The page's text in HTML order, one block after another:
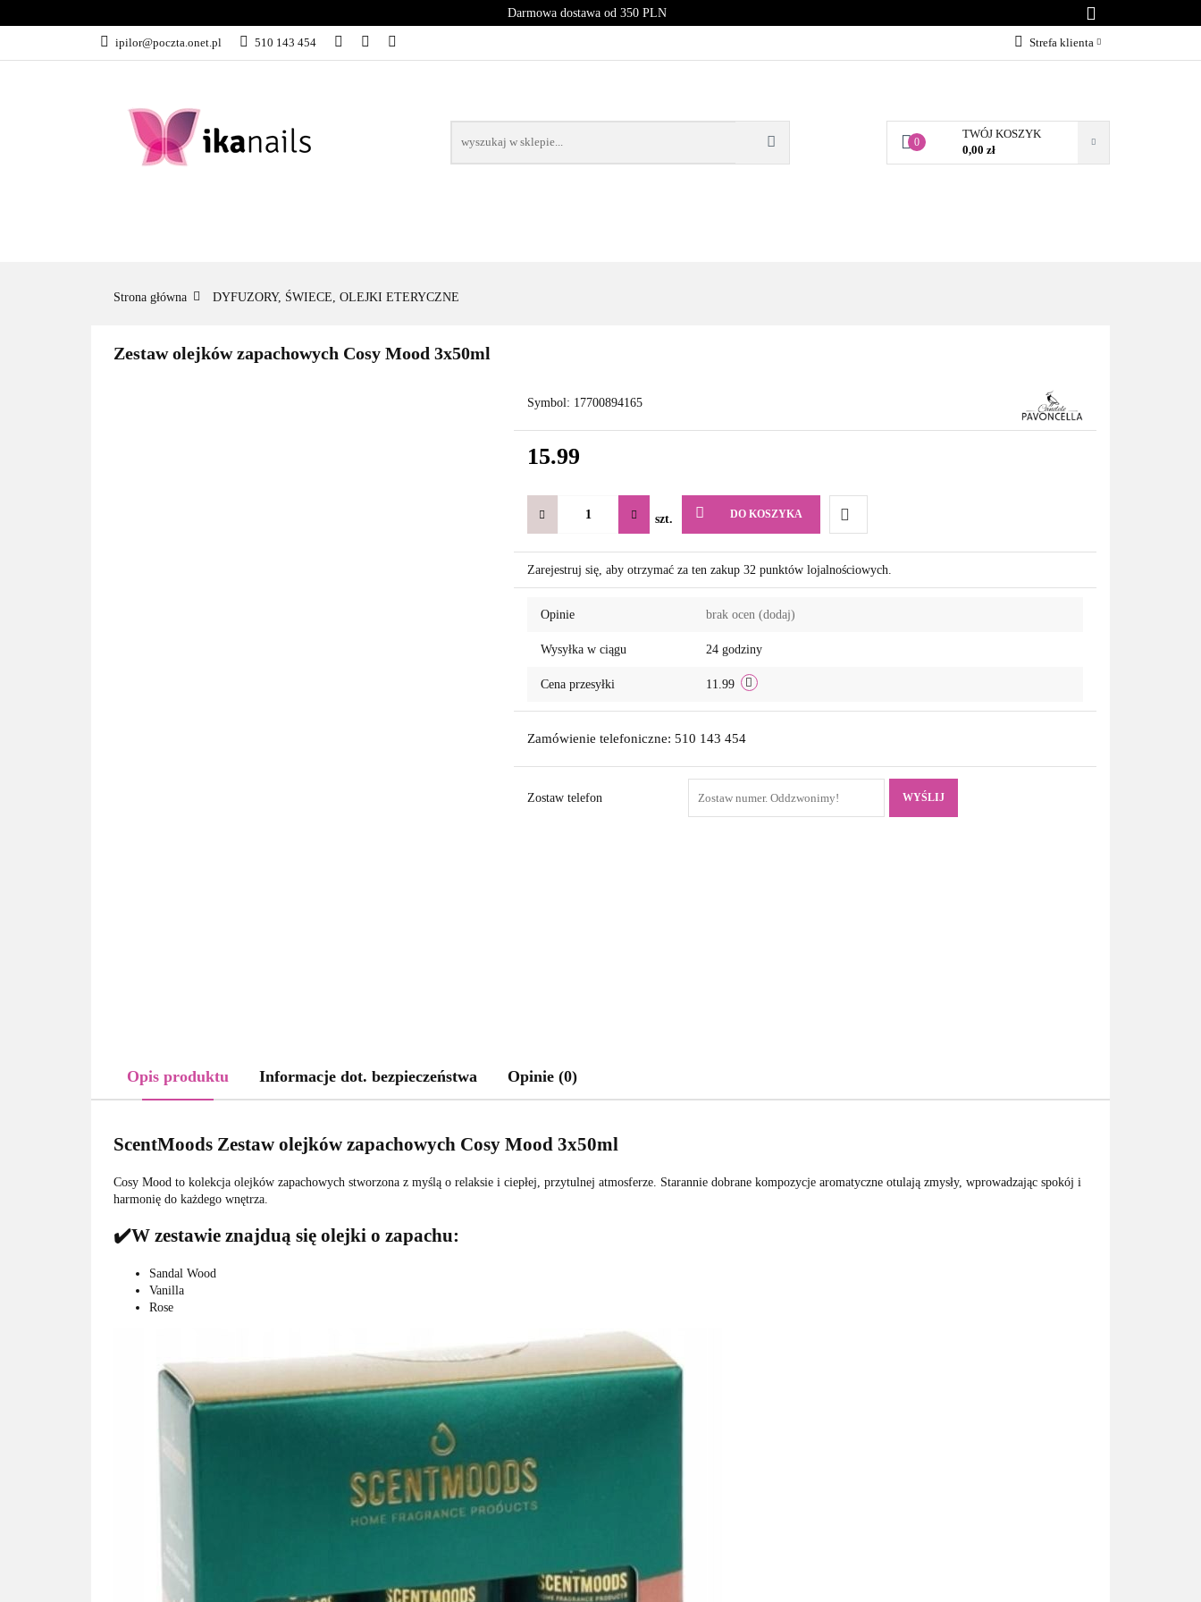
Darmowa dostawa od 350 PLN
ipilor@poczta.onet.pl 510 143 454 Strefa klienta
Dodaj zgłoszenie
Zgody cookies
0
TWÓJ KOSZYK
0,00 zł
KATEGORIE
Strona główna DYFUZORY, ŚWIECE, OLEJKI ETERYCZNE
Zestaw olejków zapachowych Cosy Mood 3x50ml
Symbol: 17700894165
15.99
szt. DO KOSZYKA
Do
przechowalni
Zarejestruj się, aby otrzymać za ten zakup 32 punktów lojalnościowych.
Opinie brak ocen (dodaj)
Wysyłka w ciągu 24 godziny
Cena przesyłki 11.99
Zamówienie telefoniczne: 510 143 454
Zostaw telefon WYŚLIJ
Opis produktu Informacje dot. bezpieczeństwa Opinie (0)
ScentMoods Zestaw olejków zapachowych Cosy Mood 3x50ml
Cosy Mood to kolekcja olejków zapachowych stworzona z myślą o relaksie i ciepłej, przytulnej atmosferze. Starannie dobrane kompozycje aromatyczne otulają zmysły, wprowadzając spokój i
harmonię do każdego wnętrza.
✔️W zestawie znajduą się olejki o zapachu:
Sandal Wood
Vanilla
Rose